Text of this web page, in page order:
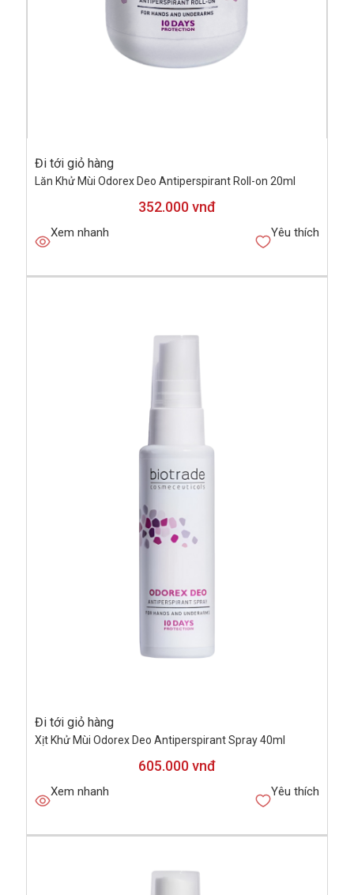
Đi tới giỏ hàng
Lăn Khử Mùi Odorex Deo Antiperspirant Roll-on 20ml
352.000 vnđ
Xem nhanh Yêu thích
Đi tới giỏ hàng
Xịt Khử Mùi Odorex Deo Antiperspirant Spray 40ml
605.000 vnđ
Xem nhanh Yêu thích